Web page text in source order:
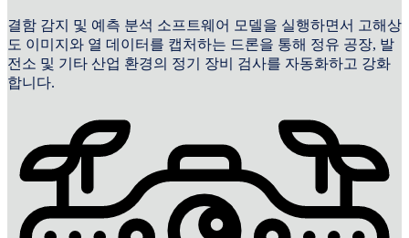
결함 감지 및 예측 분석 소프트웨어 모델을 실행하면서 고해상
도 이미지와 열 데이터를 캡처하는 드론을 통해 정유 공장, 발
전소 및 기타 산업 환경의 정기 장비 검사를 자동화하고 강화
합니다.